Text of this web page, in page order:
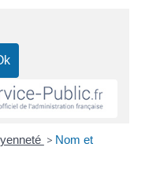
> Nom et